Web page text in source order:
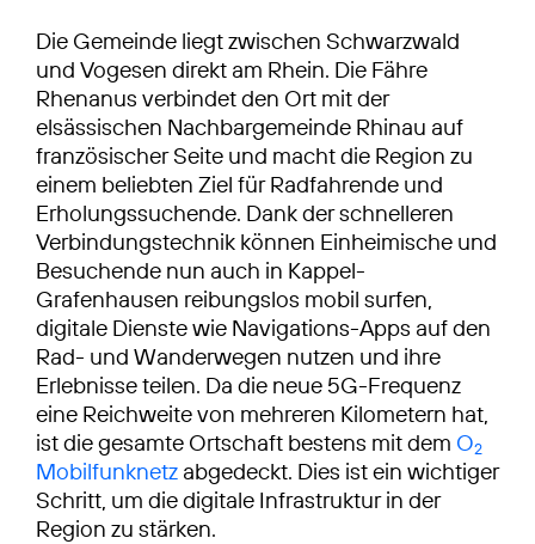
Die Gemeinde liegt zwischen Schwarzwald
und Vogesen direkt am Rhein. Die Fähre
Rhenanus verbindet den Ort mit der
elsässischen Nachbargemeinde Rhinau auf
französischer Seite und macht die Region zu
einem beliebten Ziel für Radfahrende und
Erholungssuchende. Dank der schnelleren
Verbindungstechnik können Einheimische und
Besuchende nun auch in Kappel-
Grafenhausen reibungslos mobil surfen,
digitale Dienste wie Navigations-Apps auf den
Rad- und Wanderwegen nutzen und ihre
Erlebnisse teilen. Da die neue 5G-Frequenz
eine Reichweite von mehreren Kilometern hat,
ist die gesamte Ortschaft bestens mit dem O2
Mobilfunknetz abgedeckt. Dies ist ein wichtiger
Schritt, um die digitale Infrastruktur in der
Region zu stärken.